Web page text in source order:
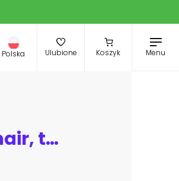
Polska Ulubione Koszyk Menu
Teddy Bear toy on chair, typewriter, vintage gramophone, old books, radio, globe, binoculars, carnival mask, camera, fiddle on shelf, steering wheel, plane, travel backpack, bow. Retro style photo